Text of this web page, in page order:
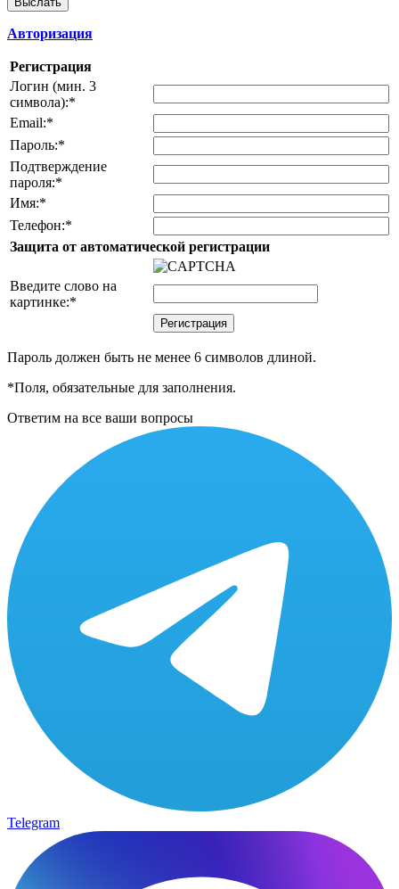
Авторизация
Регистрация
Логин (мин. 3
символа):*
Email:*
Пароль:*
Подтверждение
пароля:*
Имя:*
Телефон:*
Защита от автоматической регистрации
Введите слово на
картинке:*
Пароль должен быть не менее 6 символов длиной.
*Поля, обязательные для заполнения.
Ответим на все ваши вопросы
Telegram